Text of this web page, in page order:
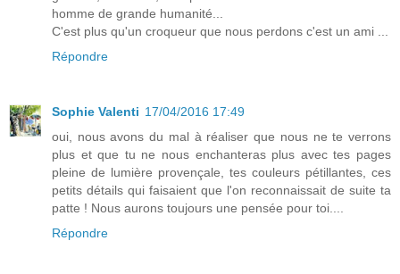
homme de grande humanité...
C'est plus qu'un croqueur que nous perdons c'est un ami ...
Répondre
Sophie Valenti 17/04/2016 17:49
oui, nous avons du mal à réaliser que nous ne te verrons
plus et que tu ne nous enchanteras plus avec tes pages
pleine de lumière provençale, tes couleurs pétillantes, ces
petits détails qui faisaient que l'on reconnaissait de suite ta
patte ! Nous aurons toujours une pensée pour toi....
Répondre